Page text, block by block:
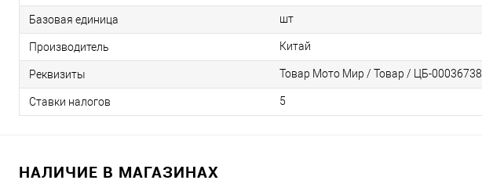
Базовая единица шт
Производитель Китай
Реквизиты Товар Мото Мир / Товар / ЦБ-00036738
Ставки налогов 5
НАЛИЧИЕ В МАГАЗИНАХ